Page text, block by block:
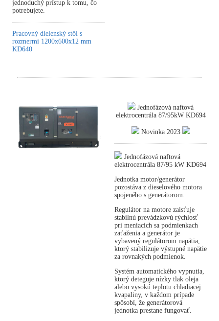
jednoduchý prístup k tomu, čo
potrebujete.
Pracovný dielenský stôl s
rozmermi 1200x600x12 mm
KD640
Jednofázová naftová
elektrocentrála 87/95kW KD694
Novinka 2023
Jednofázová naftová
elektrocentrála 87/95 kW KD694
Jednotka motor/generátor
pozostáva z dieselového motora
spojeného s generátorom.
Regulátor na motore zaisťuje
stabilnú prevádzkovú rýchlosť
pri meniacich sa podmienkach
zaťaženia a generátor je
vybavený regulátorom napätia,
ktorý stabilizuje výstupné napätie
za rovnakých podmienok.
Systém automatického vypnutia,
ktorý deteguje nízky tlak oleja
alebo vysokú teplotu chladiacej
kvapaliny, v každom prípade
spôsobí, že generátorová
jednotka prestane fungovať.